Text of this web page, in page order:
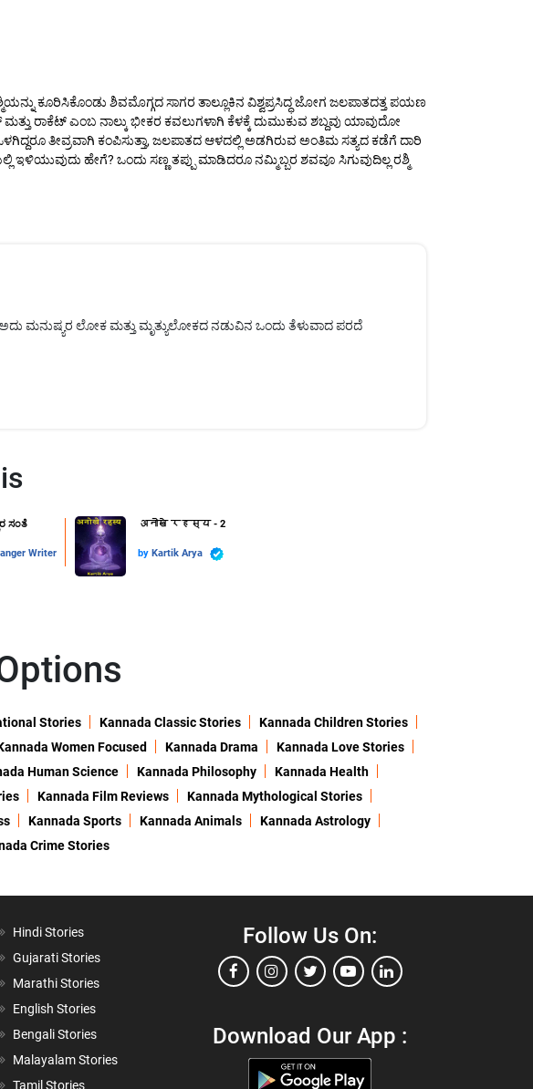
ಕೂರಿಸಿಕೊಂಡು ಶಿವಮೊಗ್ಗದ ಸಾಗರ ತಾಲ್ಲೂಕಿನ ವಿಶ್ವಪ್ರಸಿದ್ಧ ಜೋಗ ಜಲಪಾತದತ್ತ ಪಯಣ
ರಾಕೆಟ್ ಎಂಬ ನಾಲ್ಕು ಭೀಕರ ಕವಲುಗಳಾಗಿ ಕೆಳಕ್ಕೆ ದುಮುಕುವ ಶಬ್ದವು ಯಾವುದೋ
ತೀವ್ರವಾಗಿ ಕಂಪಿಸುತ್ತಾ, ಜಲಪಾತದ ಆಳದಲ್ಲಿ ಅಡಗಿರುವ ಅಂತಿಮ ಸತ್ಯದ ಕಡೆಗೆ ದಾರಿ
ಹೇಗೆ? ಒಂದು ಸಣ್ಣ ತಪ್ಪು ಮಾಡಿದರೂ ನಮ್ಮಿಬ್ಬರ ಶವವೂ ಸಿಗುವುದಿಲ್ಲ ರಶ್ಮಿ
ಮನುಷ್ಯರ ಲೋಕ ಮತ್ತು ಮೃತ್ಯುಲೋಕದ ನಡುವಿನ ಒಂದು ತೆಳುವಾದ ಪರದೆ
ಸಂತೆ
Writer
अनोखे रहस्य - 2
by Kartik Arya
Stories Kannada Classic Stories
Kannada Children Stories
Women Focused Kannada Drama
Kannada Love Stories
Human Science Kannada Philosophy
Kannada Health
Kannada Film Reviews
Kannada Mythological Stories
Kannada Sports Kannada Animals
Kannada Astrology
Crime Stories
Hindi Stories
Gujarati Stories
Marathi Stories
English Stories
Bengali Stories
Malayalam Stories
Tamil Stories
Follow Us On:
Download Our App :